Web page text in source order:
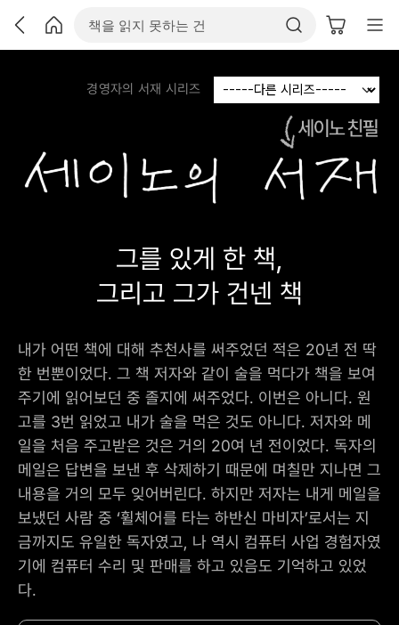
경영자의 서재 시리즈
그를 있게 한 책,
그리고 그가 건넨 책
내가 어떤 책에 대해 추천사를 써주었던 적은 20년 전 딱
한 번뿐이었다. 그 책 저자와 같이 술을 먹다가 책을 보여
주기에 읽어보던 중 졸지에 써주었다. 이번은 아니다. 원
고를 3번 읽었고 내가 술을 먹은 것도 아니다. 저자와 메
일을 처음 주고받은 것은 거의 20여 년 전이었다. 독자의
메일은 답변을 보낸 후 삭제하기 때문에 며칠만 지나면 그
내용을 거의 모두 잊어버린다. 하지만 저자는 내게 메일을
보냈던 사람 중 ‘휠체어를 타는 하반신 마비자’로서는 지
금까지도 유일한 독자였고, 나 역시 컴퓨터 사업 경험자였
기에 컴퓨터 수리 및 판매를 하고 있음도 기억하고 있었
다.